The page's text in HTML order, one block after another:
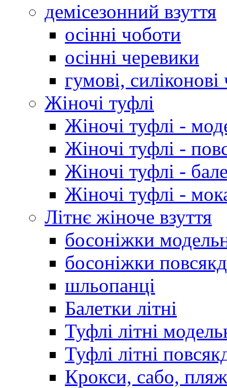
демісезонний взуття
осінні чоботи
осінні черевики
гумові,
Жіночі туфлі
Жіночі туфлі -
Жіночі туфлі -
Жіночі туфлі -
Жіночі туфлі -
Літнє жіноче взуття
босоніжки
босоніжки
шльопанці
Балетки літні
Туфлі літні
Туфлі літні
Крокси, сабо,